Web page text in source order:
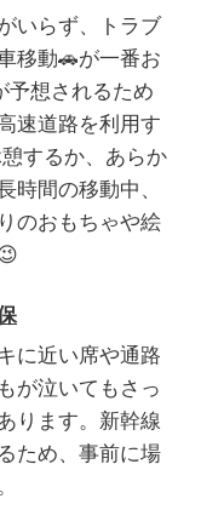
いらず、トラブ
移動🚗が一番お
予想されるため
速道路を利用す
するか、あらか
時間の移動中、
のおもちゃや絵
に近い席や通路
が泣いてもさっ
ります。新幹線
ため、事前に場